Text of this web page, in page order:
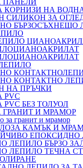
ПАНЕЛИ
КОРНИЗИ НА
СИЛИКОН ЗА
БЪРЗОСЪХНЕЩО
КОНТАКТНО
НА ПРЪЧКИ
PVC
PVC БЕЗ ТОЛУОЛ
ГРАНИТ И МРАМОP
за гранит и мрамор
КАМЪК И
ЕПОКСИДНО
ЛЕПИЛО БЪРЗО
ЛЕПИЛО ТЕЧНА